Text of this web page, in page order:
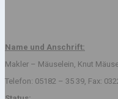
Name und Anschrift:
Makler – Mäuselein, Knut
Telefon: 05182 – 35 39, Fax: